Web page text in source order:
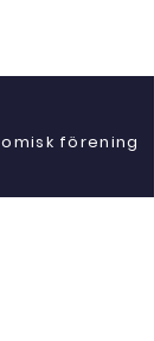
förening